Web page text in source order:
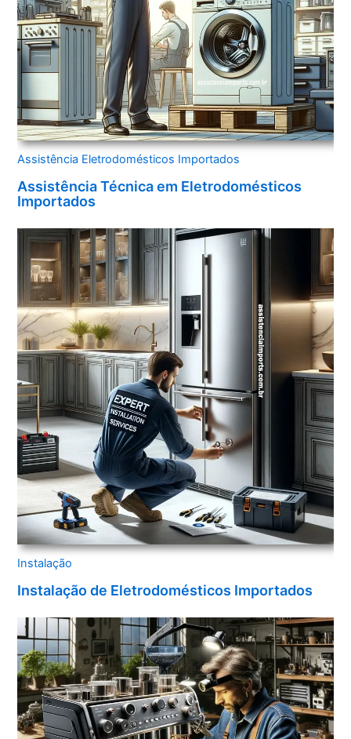
Assistência Eletrodomésticos Importados
Assistência Técnica em Eletrodomésticos
Importados
Instalação
Instalação de Eletrodomésticos Importados